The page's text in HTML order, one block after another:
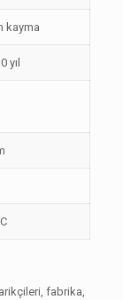
kayma
yıl
fabrika,